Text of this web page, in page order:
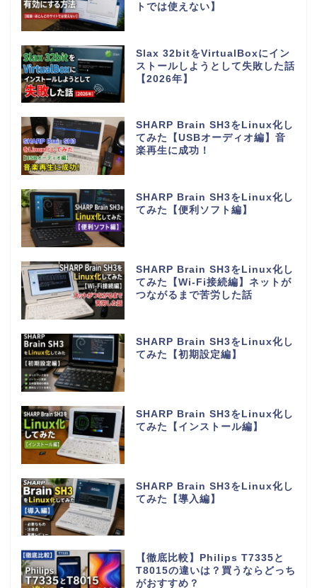
トでは使えない】
Slax 32bitをVirtualBoxにイン
ストールしようとして失敗した話
【2026年】
SHARP Brain SH3をLinux化し
てみた【USBオーディオ編】音
楽再生に成功！
SHARP Brain SH3をLinux化し
てみた【便利ソフト編】
SHARP Brain SH3をLinux化し
てみた【Wi-Fi接続編】ネットが
つながるまで苦労した話
SHARP Brain SH3をLinux化し
てみた【初期設定編】
SHARP Brain SH3をLinux化し
てみた【インストール編】
SHARP Brain SH3をLinux化し
てみた【導入編】
【徹底比較】Philips T7335と
T8015の違いは？買うならどっち
がおすすめ？